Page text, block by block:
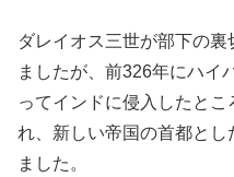
ダレイオス三世が部下の
ましたが、前326年にハイ
ってインドに侵入したと
れ、新しい帝国の首都と
ました。